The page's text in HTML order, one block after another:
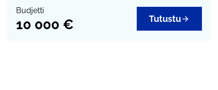
Pilotoidaan palkkaamalla luonto- ja eräopas, jonka
tehtävänä olisi tutustuttaa eri-ikäisiä asukkaita ja
ryhmiä lähiluontoon turvallisesti ja innostavasti.
Budjetti
10 000 € Tutustu